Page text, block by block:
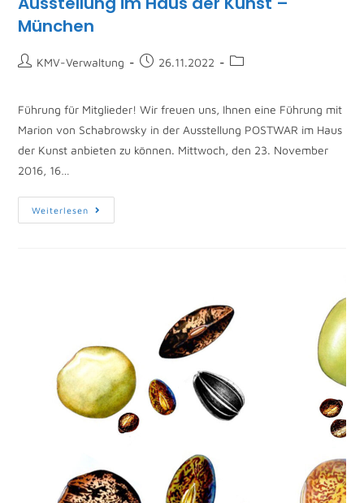
München
KMV-Verwaltung 26.11.2022
Führung für Mitglieder! Wir freuen uns, Ihnen eine Führung mit
Marion von Schabrowsky in der Ausstellung POSTWAR im Haus
der Kunst anbieten zu können. Mittwoch, den 23. November
2016, 16…
Weiterlesen